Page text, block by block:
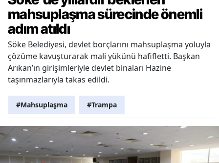
mahsuplaşma sürecinde önemli
adım atıldı
Söke Belediyesi, devlet borçlarını mahsuplaşma yoluyla
çözüme kavuşturarak mali yükünü hafifletti. Başkan
Arıkan’ın girişimleriyle devlet binaları Hazine
taşınmazlarıyla takas edildi.
#Mahsuplaşma #Trampa